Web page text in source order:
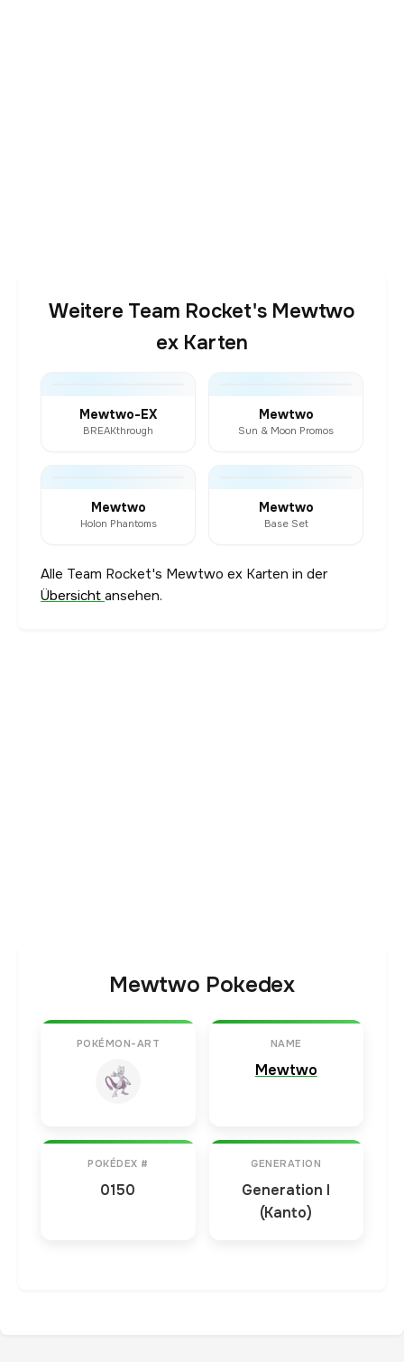
Weitere Team Rocket's Mewtwo
ex Karten
Mewtwo-EX
BREAKthrough
Mewtwo
Sun & Moon Promos
Mewtwo
Holon Phantoms
Mewtwo
Base Set
Alle Team Rocket's Mewtwo ex Karten in der
Übersicht ansehen.
Mewtwo Pokedex
POKÉMON-ART NAME
Mewtwo
POKÉDEX #
0150
GENERATION
Generation I
(Kanto)